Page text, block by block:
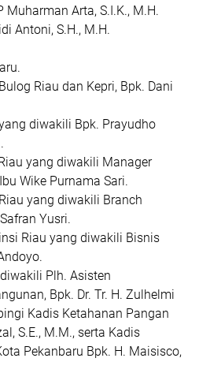
Muharman Arta, S.I.K., M.H.
Antoni, S.H., M.H.
Riau dan Kepri, Bpk. Dani
diwakili Bpk. Prayudho
yang diwakili Manager
Wike Purnama Sari.
yang diwakili Branch
Yusri.
Riau yang diwakili Bisnis
Plh. Asisten
Bpk. Dr. Tr. H. Zulhelmi
Kadis Ketahanan Pangan
S.E., M.M., serta Kadis
Pekanbaru Bpk. H. Maisisco,